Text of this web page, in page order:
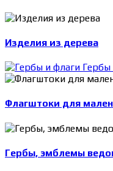
Изделия из дерева
Гербы
Флагштоки для
Гербы, эмблемы